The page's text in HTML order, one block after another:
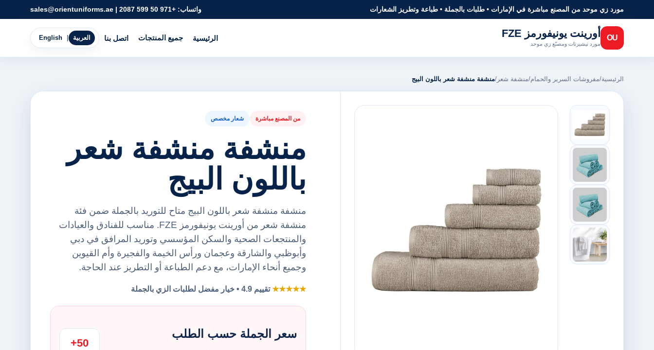
مورد زي موحد من المصنع مباشرة في الإمارات • طلبات بالجملة • طباعة وتطريز الشعارات واتساب: +971 50 599 2087
|
sales@orientuniforms.ae
OU أورينت يونيفورمز FZE
مورد تيشيرتات ومصنّع زي موحد
الرئيسية جميع المنتجات اتصل بنا English العربية
الرئيسية/مفروشات السرير والحمام/منشفة شعر /منشفة منشفة شعر باللون البيج
من المصنع مباشرة شعار مخصص
منشفة منشفة شعر
باللون البيج
منشفة منشفة شعر باللون البيج متاح للتوريد بالجملة ضمن فئة
منشفة شعر من أورينت يونيفورمز FZE. مناسب للفنادق والعيادات
والمنتجعات الصحية والسكن المؤسسي وتوريد المرافق في دبي
وأبوظبي والشارقة وعجمان ورأس الخيمة والفجيرة وأم القيوين
وجميع أنحاء الإمارات، مع دعم الطباعة أو التطريز عند الحاجة.
★★★★★تقييم 4.9 • خيار مفضل لطلبات الزي بالجملة
سعر الجملة حسب الطلب
50+